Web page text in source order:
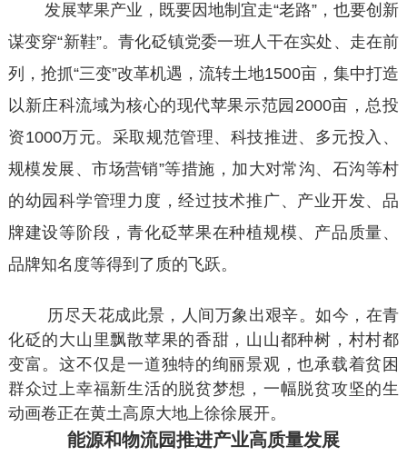
发展苹果产业，既要因地制宜走“老路”，也要创新
谋变穿“新鞋”。青化砭镇党委一班人干在实处、走在前
列，抢抓“三变”改革机遇，流转土地1500亩，集中打造
以新庄科流域为核心的现代苹果示范园2000亩，总投
资1000万元。采取规范管理、科技推进、多元投入、
规模发展、市场营销”等措施，加大对常沟、石沟等村
的幼园科学管理力度，经过技术推广、产业开发、品
牌建设等阶段，青化砭苹果在种植规模、产品质量、
品牌知名度等得到了质的飞跃。
历尽天花成此景，人间万象出艰辛。如今，在青
化砭的大山里飘散苹果的香甜，山山都种树，村村都
变富。这不仅是一道独特的绚丽景观，也承载着贫困
群众过上幸福新生活的脱贫梦想，一幅脱贫攻坚的生
动画卷正在黄土高原大地上徐徐展开。
能源和物流园推进产业高质量发展